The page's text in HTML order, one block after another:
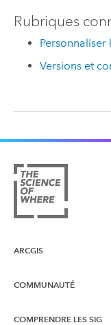
Rubriques
Versions et
ARCGIS
Vue d’ensemble d’ArcGIS
COMMUNAUTÉ
Esri Community
COMPRENDRE LES SIG